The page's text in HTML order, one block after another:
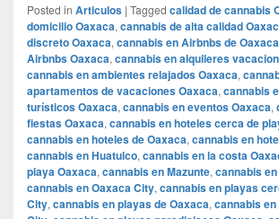
Posted in Articulos | Tagged calidad de cannabis
domicilio Oaxaca, cannabis de alta calidad
discreto Oaxaca, cannabis en Airbnbs de Oaxaca
Airbnbs Oaxaca, cannabis en alquileres
cannabis en ambientes relajados Oaxaca,
apartamentos de vacaciones Oaxaca, cannabis
turísticos Oaxaca, cannabis en eventos Oaxaca,
fiestas Oaxaca, cannabis en hoteles cerca de
cannabis en hoteles de Oaxaca, cannabis en
cannabis en Huatulco, cannabis en la costa
playa Oaxaca, cannabis en Mazunte, cannabis
cannabis en Oaxaca City, cannabis en playas
City, cannabis en playas de Oaxaca, cannabis